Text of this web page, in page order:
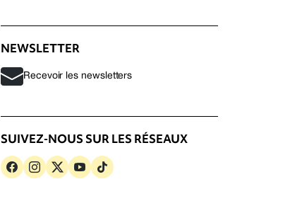
NEWSLETTER
Recevoir les newsletters
SUIVEZ-NOUS SUR LES RÉSEAUX